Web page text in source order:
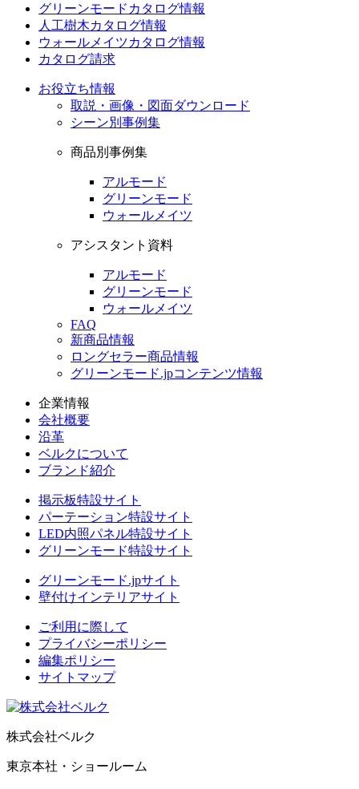
グリーンモードカタログ情報
人工樹木カタログ情報
ウォールメイツカタログ情報
カタログ請求
お役立ち情報
取説・画像・図面ダウンロード
シーン別事例集
商品別事例集
アルモード
グリーンモード
ウォールメイツ
アシスタント資料
アルモード
グリーンモード
ウォールメイツ
FAQ
新商品情報
ロングセラー商品情報
グリーンモード.jpコンテンツ情報
企業情報
会社概要
沿革
ベルクについて
ブランド紹介
掲示板特設サイト
パーテーション特設サイト
LED内照パネル特設サイト
グリーンモード特設サイト
グリーンモード.jpサイト
壁付けインテリアサイト
ご利用に際して
プライバシーポリシー
編集ポリシー
サイトマップ
株式会社ベルク
東京本社・ショールーム